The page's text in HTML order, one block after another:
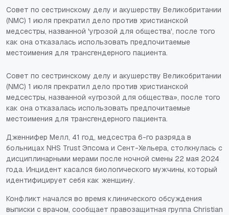
Совет по сестринскому делу и акушерству Великобритании
(NMC) 1 июля прекратил дело против христианской
медсестры, названной 'угрозой для общества', после того
как она отказалась использовать предпочитаемые
местоимения для трансгендерного пациента.
Совет по сестринскому делу и акушерству Великобритании
(NMC) 1 июля прекратил дело против христианской
медсестры, названной «угрозой для общества», после того
как она отказалась использовать предпочитаемые
местоимения для трансгендерного пациента.
Дженнифер Мелл, 41 год, медсестра 6-го разряда в
больницах NHS Trust Эпсома и Сент-Хельера, столкнулась с
дисциплинарными мерами после ночной смены 22 мая 2024
года. Инцидент касался биологического мужчины, который
идентифицирует себя как женщину.
Конфликт начался во время клинического обсуждения
выписки с врачом, сообщает правозащитная группа Christian